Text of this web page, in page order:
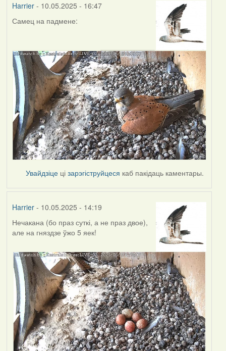
Harrier- 10.05.2025 - 16:47
Самец на падмене:
Увайдзіце цізарэгіструйцеся каб пакідаць каментары.
Harrier- 10.05.2025 - 14:19
Нечакана (бо праз суткі, а не праз двое),
але на гняздзе ўжо 5 яек!